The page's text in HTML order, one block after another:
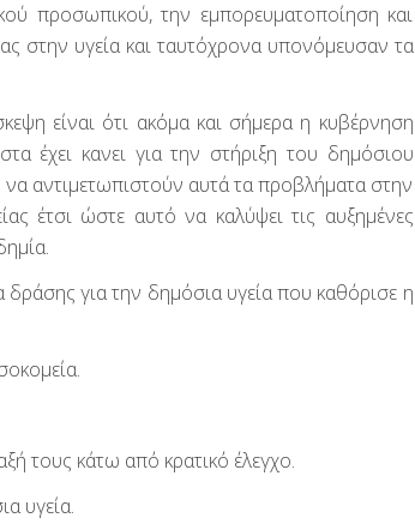
προσωπικού, την εμπορευματοποίηση και
στην υγεία και ταυτόχρονα υπονόμευσαν τα
είναι ότι ακόμα και σήμερα η κυβέρνηση
έχει κανει για την στήριξη του δημόσιου
αντιμετωπιστούν αυτά τα προβλήματα στην
έτσι ώστε αυτό να καλύψει τις αυξημένες
δράσης για την δημόσια υγεία που καθόρισε η
τους κάτω από κρατικό έλεγχο.
υγεία.